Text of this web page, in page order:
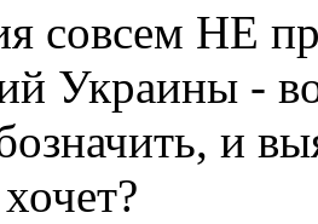
совсем НЕ
Украины -
и